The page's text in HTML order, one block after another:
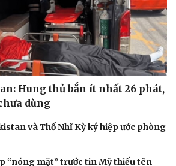
Hung thủ bắn ít nhất 26 phát,
dùng
và Thổ Nhĩ Kỳ ký hiệp ước phòng
“nóng mặt” trước tin Mỹ thiếu tên